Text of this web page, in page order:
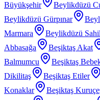
Büyükşehir
Beylikdüzü
Beylikdüzü Gürpınar
Marmara
Beylikdüzü
Abbasağa
Beşiktaş Akat
Balmumcu
Beşiktaş
Dikilitaş
Beşiktaş Etiler
Konaklar
Beşiktaş